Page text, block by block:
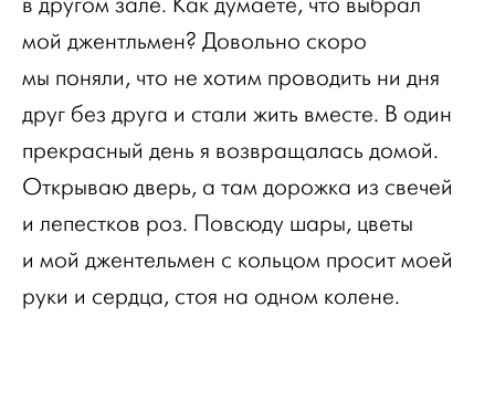
мой джентльмен? Довольно скоро
мы поняли, что не хотим проводить ни дня
друг без друга и стали жить вместе. В один
прекрасный день я возвращалась домой.
Открываю дверь, а там дорожка из свечей
и лепестков роз. Повсюду шары, цветы
и мой джентельмен с кольцом просит моей
руки и сердца, стоя на одном колене.